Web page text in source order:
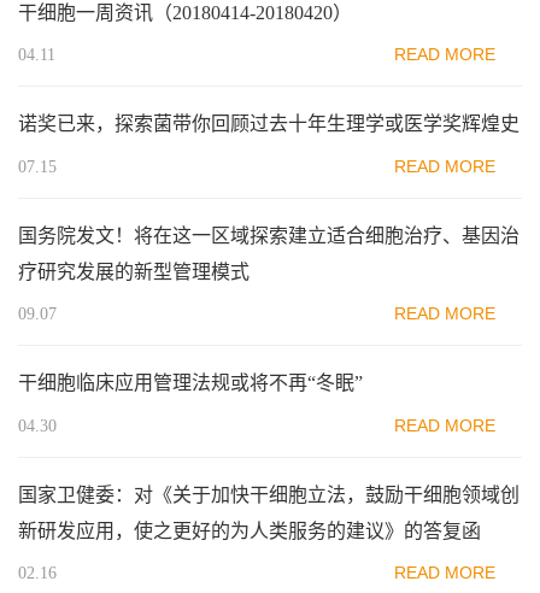
干细胞一周资讯（20180414-20180420）
04.11 READ MORE
诺奖已来，探索菌带你回顾过去十年生理学或医学奖辉煌史
07.15 READ MORE
国务院发文！将在这一区域探索建立适合细胞治疗、基因治
疗研究发展的新型管理模式
09.07 READ MORE
干细胞临床应用管理法规或将不再“冬眠”
04.30 READ MORE
国家卫健委：对《关于加快干细胞立法，鼓励干细胞领域创
新研发应用，使之更好的为人类服务的建议》的答复函
02.16 READ MORE